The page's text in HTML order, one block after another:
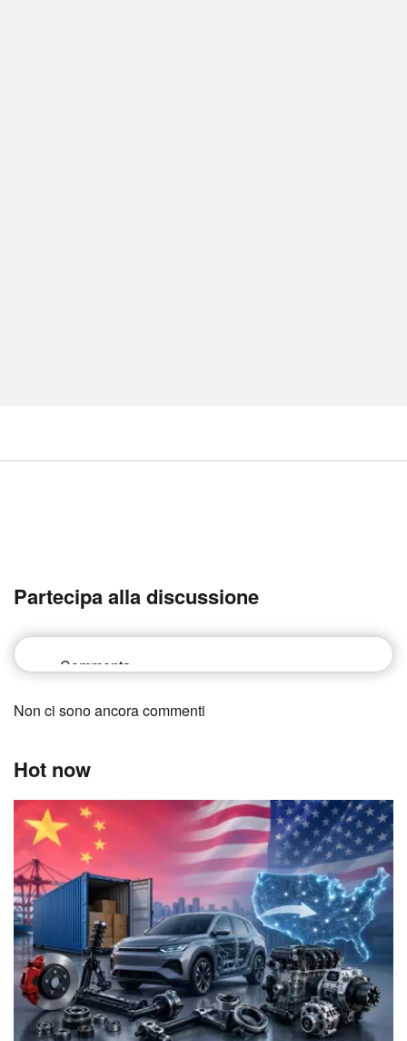
Partecipa alla discussione
Non ci sono ancora commenti
Hot now